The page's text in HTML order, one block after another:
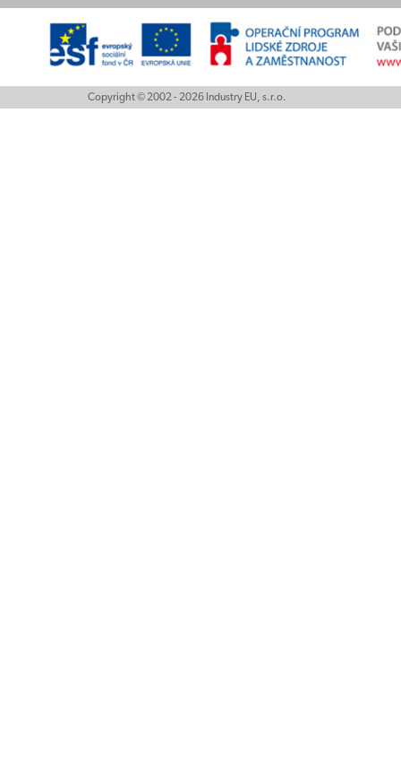
Copyright © 2002 - 2026 Industry EU, s.r.o.